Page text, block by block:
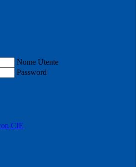
Nome Utente
Password
CIE